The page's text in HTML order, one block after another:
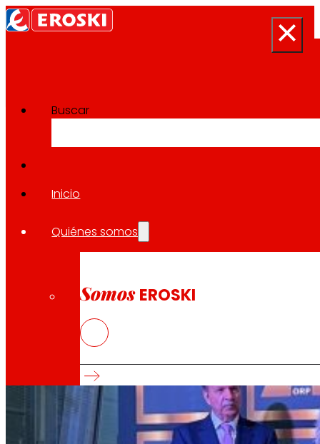
Buscar
Inicio
Quiénes somos
Somos EROSKI
Así somos
Todo nuestro ADN: un viaje por la misión, la
Sala de prensa
Volver a todas las noticias
28.04.2023
EROSKI premiada por su labor
Premios y Reconocimientos Empresariales OPR